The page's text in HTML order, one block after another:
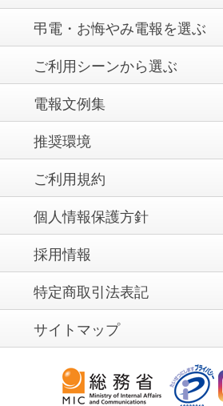
弔電・お悔やみ電報を選ぶ
ご利用シーンから選ぶ
電報文例集
推奨環境
ご利用規約
個人情報保護方針
採用情報
特定商取引法表記
サイトマップ